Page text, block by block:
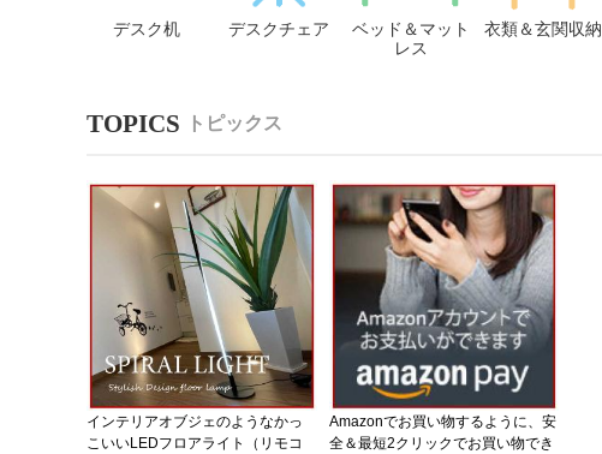
デスク机 デスクチェア
ベッド＆マット
レス
衣類＆玄関収納
トピックス
インテリアオブジェのようなかっ
こいいLEDフロアライト（リモコ
Amazonでお買い物するように、安
全＆最短2クリックでお買い物でき